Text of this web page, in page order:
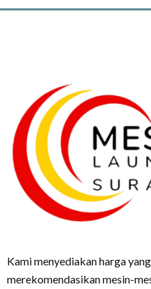
Kami menyediakan harga
merekomendasikan mesin-